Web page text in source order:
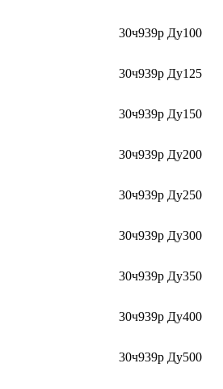
30ч939р Ду100
30ч939р Ду125
30ч939р Ду150
30ч939р Ду200
30ч939р Ду250
30ч939р Ду300
30ч939р Ду350
30ч939р Ду400
30ч939р Ду500